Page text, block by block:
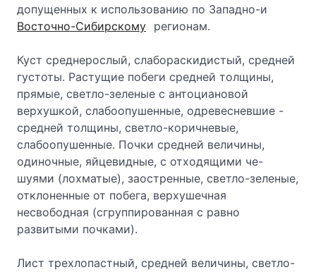
допущенных к использованию по Западно-и
Восточно-Сибирскому регионам.
Куст среднерослый, слабораскидистый, средней
густоты. Растущие побеги средней толщины,
прямые, светло-зеленые с антоциановой
верхушкой, слабоопушенные, одревесневшие -
средней толщины, светло-коричневые,
слабоопушенные. Почки средней величины,
одиночные, яйцевидные, с отходящими че-
шуями (лохматые), заостренные, светло-зеленые,
отклоненные от побега, верхушечная
несвободная (сгруппированная с равно
развитыми почками).
Лист трехлопастный, средней величины, светло-